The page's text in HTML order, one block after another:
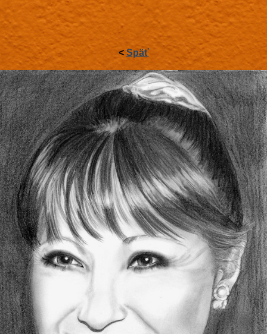
< Späť